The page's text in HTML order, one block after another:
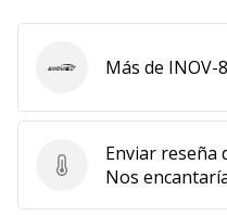
Enviar reseña del
Enviar reseña
Nos
INOV-8Más de INOV-8